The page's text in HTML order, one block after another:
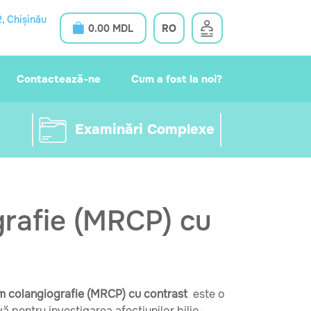
Chișinău
0.00 MDL RO
Contactează-ne Cum a fost la noi?
Examinări Complexe
(MRCP) cu
colangiografie (MRCP) cu contrast este o